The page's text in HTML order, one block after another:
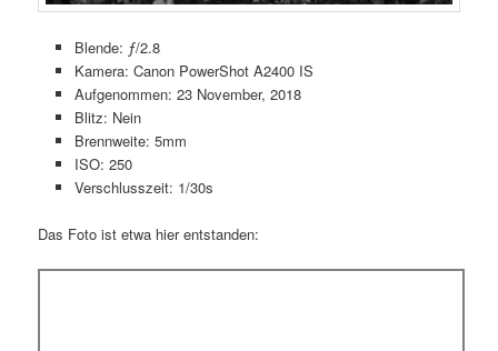
Blende: ƒ/2.8
Kamera: Canon PowerShot A2400 IS
Aufgenommen: 23 November, 2018
Blitz: Nein
Brennweite: 5mm
ISO: 250
Verschlusszeit: 1/30s
Das Foto ist etwa hier entstanden: